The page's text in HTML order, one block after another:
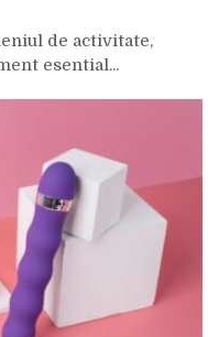
de activitate,
esential...